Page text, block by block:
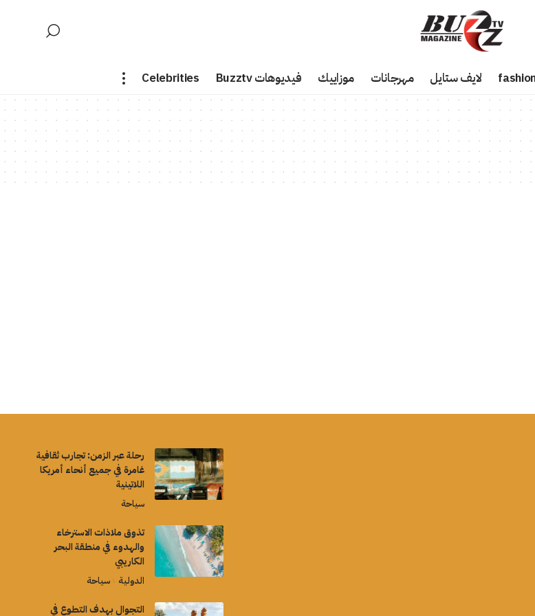
لايف ستايل مهرجانات موزاييك فيديوهات Buzztv Celebrities
رحلة عبر الزمن: تجارب ثقافية
غامرة في جميع أنحاء أمريكا
اللاتينية
سياحة
تذوق ملاذات الاسترخاء
والهدوء في منطقة البحر
الكاريبي
الدولية سياحة
التجوال بهدف التطوع في